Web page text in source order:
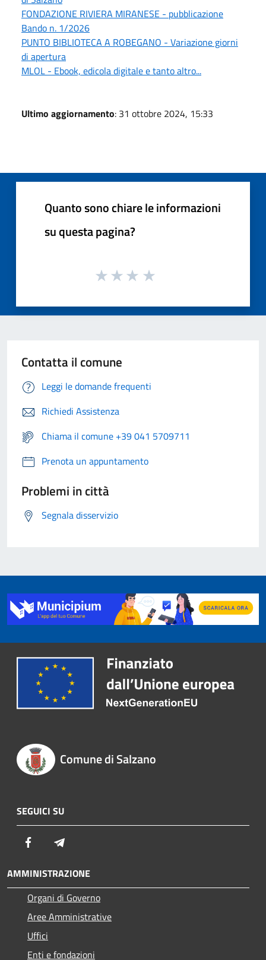
FONDAZIONE RIVIERA MIRANESE - pubblicazione
Bando n. 1/2026
PUNTO BIBLIOTECA A ROBEGANO - Variazione giorni
di apertura
MLOL - Ebook, edicola digitale e tanto altro...
Ultimo aggiornamento: 31 ottobre 2024, 15:33
Quanto sono chiare le informazioni
su questa pagina?
Contatta il comune
Leggi le domande frequenti
Richiedi Assistenza
Chiama il comune +39 041 5709711
Prenota un appuntamento
Problemi in città
Segnala disservizio
Comune di Salzano
SEGUICI SU
Facebook
AMMINISTRAZIONE
Organi di Governo
Aree Amministrative
Uffici
Enti e fondazioni